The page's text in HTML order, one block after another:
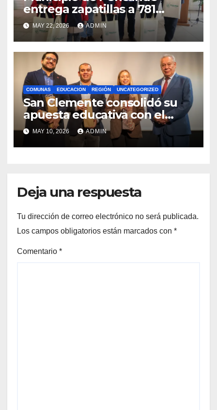
entrega zapatillas a 781
estudiantes con recursos del
Royalty Minero
MAY 22, 2026 ADMIN
COMUNAS EDUCACION REGIÓN UNCATEGORIZED
San Clemente consolidó su
apuesta educativa con el
lanzamiento del
Preuniversitario Brotes 2026
MAY 10, 2026 ADMIN
Deja una respuesta
Tu dirección de correo electrónico no será publicada.
Los campos obligatorios están marcados con *
Comentario *